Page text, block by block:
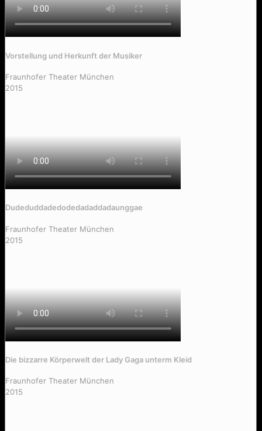
Doana
Vorstellung und Herkunft der Musiker
Fraunhofer Theater München
2015
Dudeduddadedodedadaddadaunggae
Fraunhofer Theater München
2015
Die bizzarre Körperwelt der Lady Gaga unterm Kleid
Fraunhofer Theater München
2015